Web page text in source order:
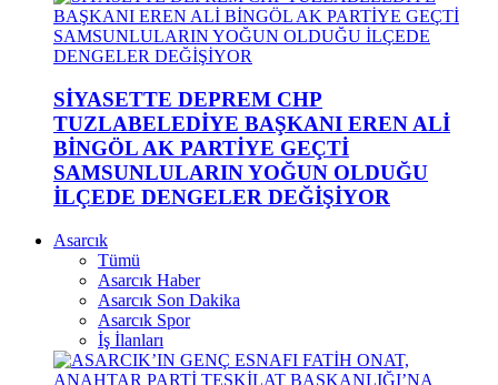
SİYASETTE DEPREM CHP
TUZLABELEDİYE BAŞKANI EREN ALİ
BİNGÖL AK PARTİYE GEÇTİ
SAMSUNLULARIN YOĞUN OLDUĞU
İLÇEDE DENGELER DEĞİŞİYOR
Asarcık
Tümü
Asarcık Haber
Asarcık Son Dakika
Asarcık Spor
İş İlanları